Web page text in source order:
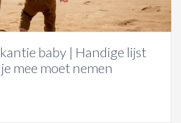
baby | Handige lijst
mee moet nemen